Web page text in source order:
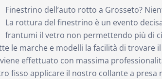
Finestrino dell’auto rotto a Grosseto?
La rottura del finestrino è un evento
frantumi il vetro non permettendo più di
le marche e modelli la facilità di trovare
effettuato con massima
fisso applicare il nostro collante a